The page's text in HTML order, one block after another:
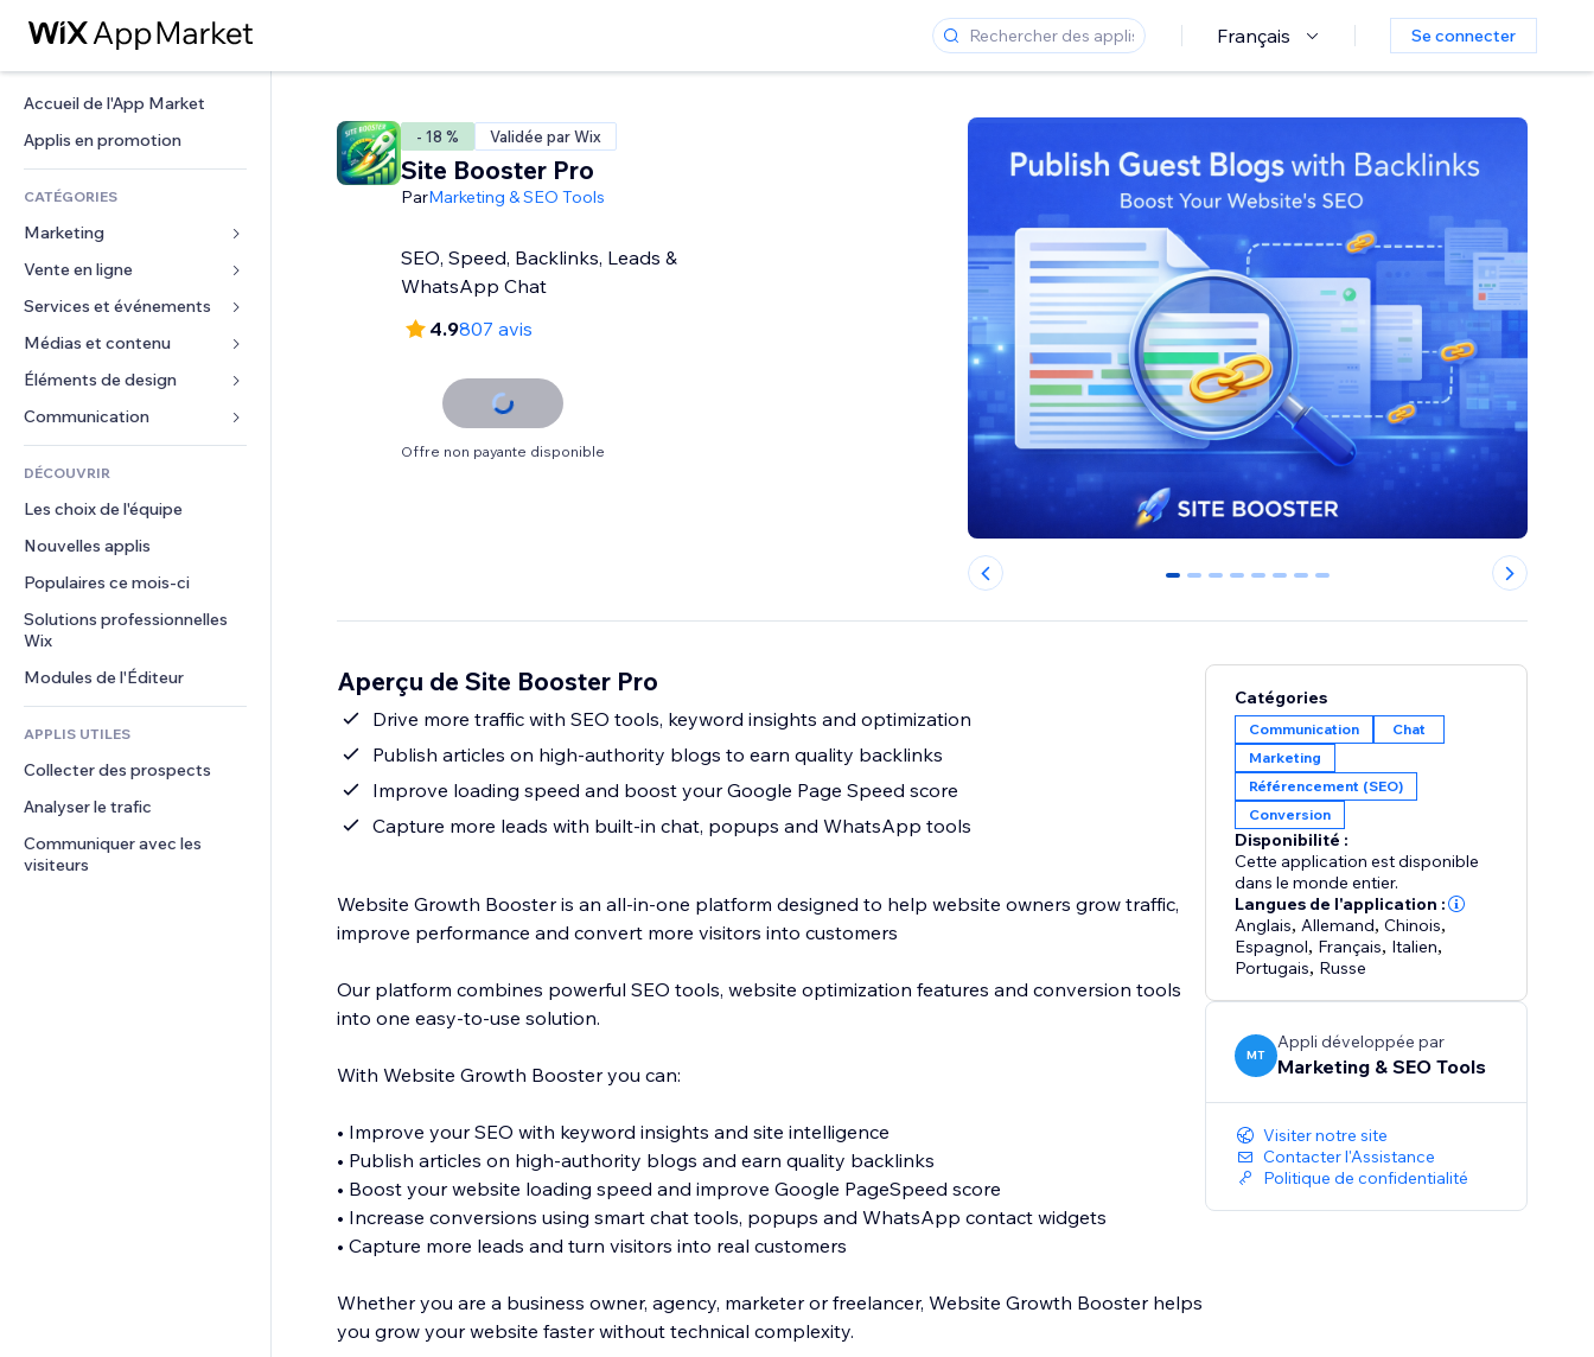
Français Se connecter
Accueil de l'App Market
Applis en promotion
CATÉGORIES
Marketing
Publicités
Mobile
Données analytiques
Réseaux sociaux
Classement de sites
E-mail
Vente en ligne
Applis pour les boutiques
Expédition et livraison
Boutons Vente
Comptabilité
Coupons et fidélisation
Solutions d'entreposage
Financement participatif
Alimentation et boissons
Services et événements
Hôtels
Événements
Restaurants
Immobilier
Réservations
Médias et contenu
Galerie
Musique
Podcasts
Photographie
Vidéo
PDF
Partage de fichiers
Actualités
Services de contenu
Effets de texte
Éléments de design
Cartes et navigation
Confidentialité
Horloge
Modèles de pages
Effets sur images
Boutons et menus
Bannières et badges
Calculateurs
Rechercher
Formulaires
Sondages
Chat
Commentaires
Téléphone
Communauté
Avis et commentaires
DÉCOUVRIR
Les choix de l'équipe
Nouvelles applis
Populaires ce mois‑ci
Solutions professionnelles
Wix
Modules de l'Éditeur
APPLIS UTILES
Collecter des prospects
Analyser le trafic
Communiquer avec les
visiteurs
- 18 % Validée par Wix
Site Booster Pro
ParMarketing & SEO Tools
SEO, Speed, Backlinks, Leads &
WhatsApp Chat
4.9807 avis
Offre non payante disponible
0 1 2 3 4 5 6 7
Aperçu de Site Booster Pro
Drive more traffic with SEO tools, keyword insights and optimization
Publish articles on high-authority blogs to earn quality backlinks
Improve loading speed and boost your Google Page Speed score
Capture more leads with built-in chat, popups and WhatsApp tools
Website Growth Booster is an all-in-one platform designed to help website owners grow traffic,
improve performance and convert more visitors into customers
Our platform combines powerful SEO tools, website optimization features and conversion tools
into one easy-to-use solution.
With Website Growth Booster you can:
• Improve your SEO with keyword insights and site intelligence
• Publish articles on high-authority blogs and earn quality backlinks
• Boost your website loading speed and improve Google PageSpeed score
• Increase conversions using smart chat tools, popups and WhatsApp contact widgets
• Capture more leads and turn visitors into real customers
Whether you are a business owner, agency, marketer or freelancer, Website Growth Booster helps
you grow your website faster without technical complexity.
Catégories
Communication
Chat
Marketing
Référencement (SEO)
Conversion
Disponibilité :
Cette application est disponible
dans le monde entier.
Langues de l'application :
Anglais, Allemand,Chinois,
Espagnol, Français, Italien,
Portugais, Russe
MT
Appli développée par
Marketing & SEO Tools
Visiter notre site
Contacter l'Assistance
Politique de confidentialité